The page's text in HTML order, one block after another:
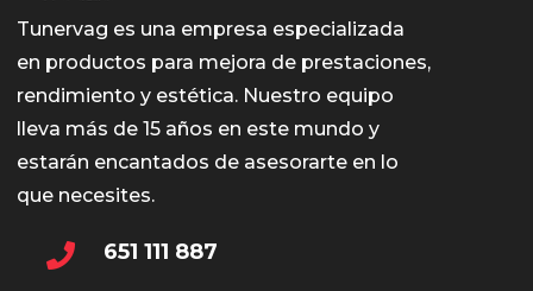
Tunervag es una empresa especializada
en productos para mejora de prestaciones,
rendimiento y estética. Nuestro equipo
lleva más de 15 años en este mundo y
estarán encantados de asesorarte en lo
que necesites.
651 111 887